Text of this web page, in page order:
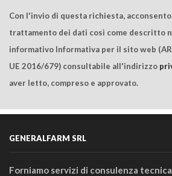
Con l'invio di questa richiesta,
trattamento dei dati così come descritto
informativo Informativa per il sito web
UE 2016/679) consultabile all'indirizzo
aver letto, compreso e approvato.
GENERALFARM SRL
Forniamo servizi di consulenza